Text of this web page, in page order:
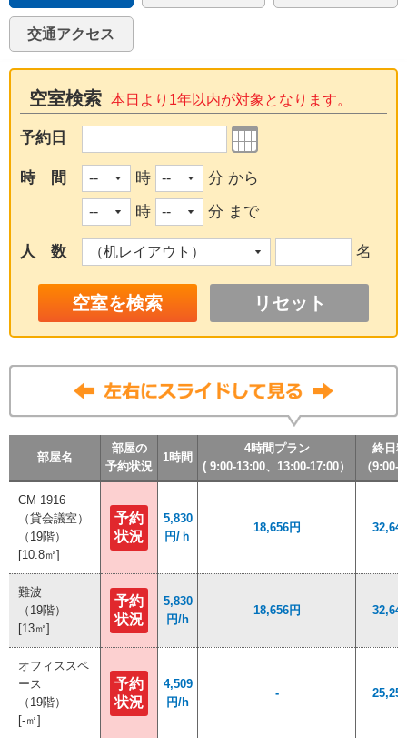
交通アクセス
空室検索 本日より1年以内が対象となります。
予約日
時 間 時
分 から
時
分 まで
人 数 名
リセット
部屋名
部屋の
予約状況
1時間
4時間プラン
( 9:00-13:00、13:00-17:00）
終日
（9:00-
部屋名
部屋の
予約状況
1時間
4時間プラン
( 9:00-13:00、13:00-17:00）
終日
（9:00-
部屋名
部屋の
予約状況
1時間
4時間プラン
( 9:00-13:00、13:00-17:00）
終日
（9:00-
CM 1916
（貸会議室）
（19階）
[10.8㎡]
予約
状況
5,830
円/ｈ
18,656円
難波
（19階）
[13㎡]
予約
状況
5,830
円/h
18,656円
オフィススペ
ース
（19階）
[-㎡]
予約
状況
4,509
円/h
-
部屋名
部屋の
予約状況
1時間
4時間プラン
( 9:00-13:00、13:00-17:00）
終日
（9:00-
CM 1916
（貸会議室）
（19階）
[10.8㎡]
予約
状況
5,830
円/ｈ
18,656円
難波
（19階）
[13㎡]
予約
状況
5,830
円/h
18,656円
オフィススペ
ース
（19階）
[-㎡]
予約
状況
4,509
円/h
-